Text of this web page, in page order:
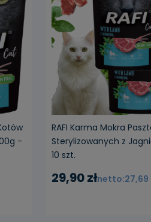
-
RAFI Karma Mokra
Sterylizowanych z
10 szt.
29,90 zł 27,69